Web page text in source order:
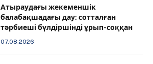
Атыраудағы жекеменшік
балабақшадағы дау: сотталған
тәрбиеші бүлдіршінді ұрып-соққан
07.08.2026